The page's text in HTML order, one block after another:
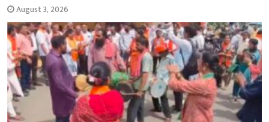
August 3, 2026